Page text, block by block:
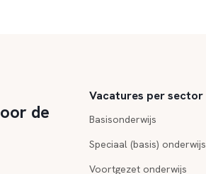
de
Vacatures per sector
Basisonderwijs
Speciaal (basis) onderwijs
Voortgezet onderwijs